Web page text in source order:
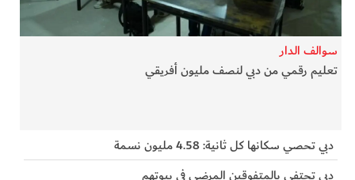
سوالف الدار
تعليم رقمي من دبي لنصف مليون أفريقي
دبي تحصي سكانها كل ثانية: 4.58 مليون نسمة
دبي تحتفي بالمتفوقين المرضى في بيوتهم